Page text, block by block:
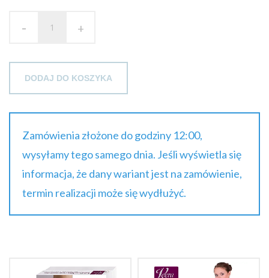
- +
DODAJ DO KOSZYKA
Zamówienia złożone do godziny 12:00,
wysyłamy tego samego dnia. Jeśli wyświetla się
informacja, że dany wariant jest na zamówienie,
termin realizacji może się wydłużyć.